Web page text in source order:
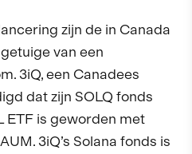
zijn de in Canada
van een
3iQ, een Canadees
dat zijn SOLQ fonds
ETF is geworden met
3iQ’s Solana fonds is